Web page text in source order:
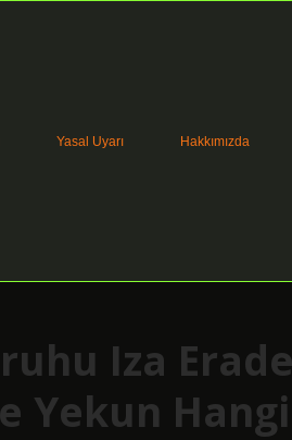
Yasal Uyarı Hakkımızda
Iza
Yekun